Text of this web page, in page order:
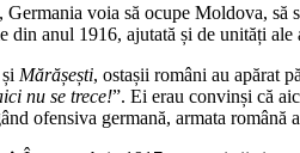
Germania voia să ocupe Moldova, să
din anul 1916, ajutată și de unități
și Mărășești, ostașii români au apărat
nu se trece!”. Ei erau convinși că
ofensiva germană, armata română